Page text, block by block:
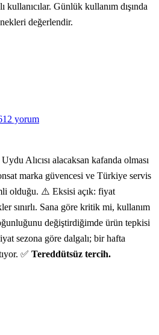
Günlük kullanım dışında
değerlendir.
yorum
Alıcısı alacaksan kafanda olması
marka güvencesi ve Türkiye servis
olduğu. ⚠️ Eksisi açık: fiyat
sınırlı. Sana göre kritik mi, kullanım
değiştirdiğimde ürün tepkisi
sezona göre dalgalı; bir hafta
✅ Tereddütsüz tercih.